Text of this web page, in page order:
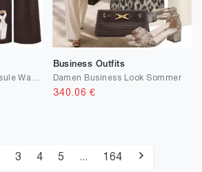
Business Outfits
Damen Business Look Sommer
340.06 €
3 4 5 ... 164